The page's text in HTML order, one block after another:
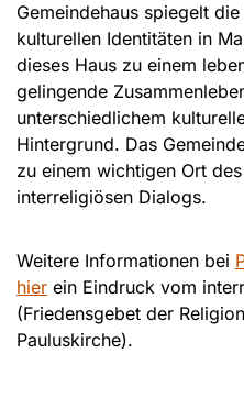
Gemeindehaus spiegelt
kulturellen Identitäten in
dieses Haus zu einem
gelingende
unterschiedlichem
Hintergrund. Das
zu einem wichtigen Ort
interreligiösen Dialogs.
Weitere Informationen bei
hier ein Eindruck vom
(Friedensgebet der
Pauluskirche).